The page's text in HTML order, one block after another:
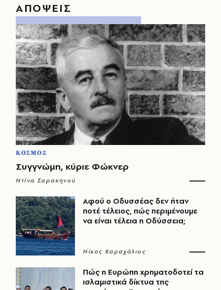
ΑΠΟΨΕΙΣ
ΚΟΣΜΟΣ
Συγγνώμη, κύριε Φώκνερ
Ντίνα Σαρακηνού
Αφού ο Οδυσσέας δεν ήταν
ποτέ τέλειος, πώς περιμένουμε
να είναι τέλεια η Οδύσσεια;
Νίκος Καραχάλιος
Πώς η Ευρώπη χρηματοδοτεί τα
ισλαμιστικά δίκτυα της